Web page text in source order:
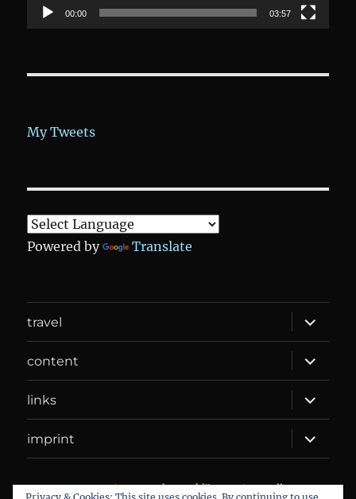
00:00 03:57
My Tweets
Powered by Translate
travel
expand
child
menu
content
expand
child
menu
links
expand
child
menu
imprint
expand
child
menu
DANIEL WEBER Datenschutzerklärung Proudly